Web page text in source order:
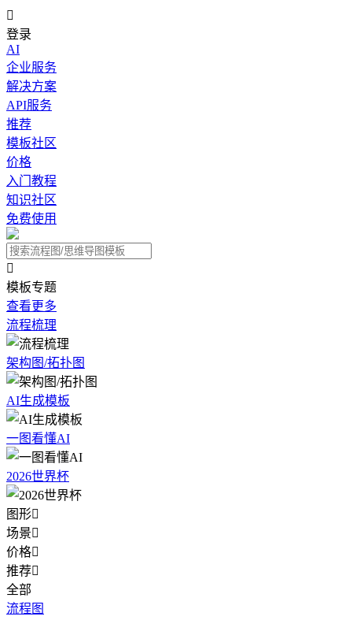

登录
AI
企业服务
解决方案
API服务
推荐
模板社区
价格
入门教程
知识社区
免费使用

模板专题
查看更多
流程梳理
架构图/拓扑图
AI生成模板
一图看懂AI
2026世界杯
图形
场景
价格
推荐
全部
流程图